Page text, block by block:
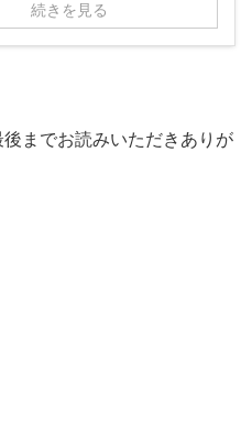
続きを見る
までお読みいただきありが